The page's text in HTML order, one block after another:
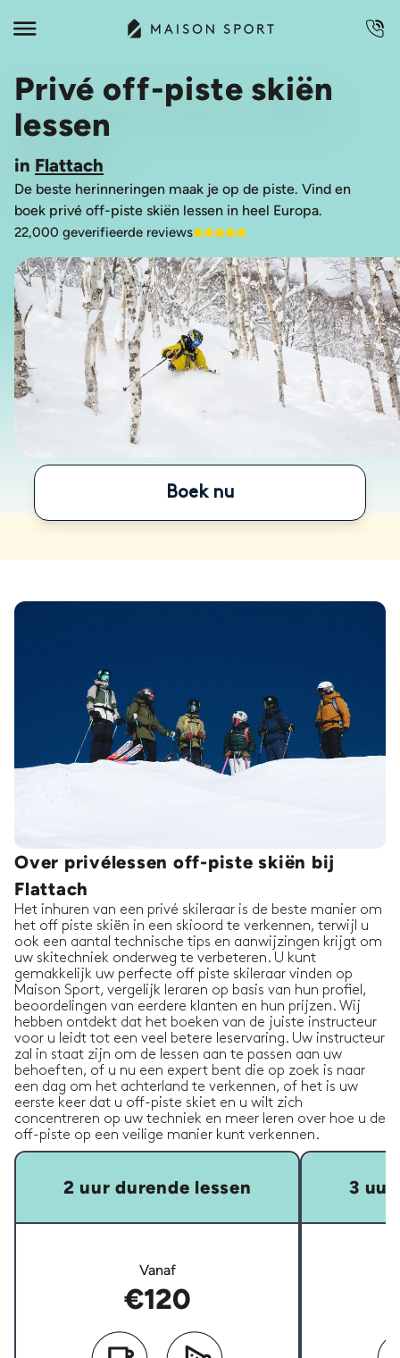
Privé off-piste skiën
lessen
in Flattach
De beste herinneringen maak je op de piste. Vind en
boek privé off-piste skiën lessen in heel Europa.
22,000 geverifieerde reviews
Boek nu
Over privélessen off-piste skiën bij
Flattach
Het inhuren van een privé skileraar is de beste manier om
het off piste skiën in een skioord te verkennen, terwijl u
ook een aantal technische tips en aanwijzingen krijgt om
uw skitechniek onderweg te verbeteren. U kunt
gemakkelijk uw perfecte off piste skileraar vinden op
Maison Sport, vergelijk leraren op basis van hun profiel,
beoordelingen van eerdere klanten en hun prijzen. Wij
hebben ontdekt dat het boeken van de juiste instructeur
voor u leidt tot een veel betere leservaring. Uw instructeur
zal in staat zijn om de lessen aan te passen aan uw
behoeften, of u nu een expert bent die op zoek is naar
een dag om het achterland te verkennen, of het is uw
eerste keer dat u off-piste skiet en u wilt zich
concentreren op uw techniek en meer leren over hoe u de
off-piste op een veilige manier kunt verkennen.
2 uur durende lessen
Vanaf
€120
3 uur